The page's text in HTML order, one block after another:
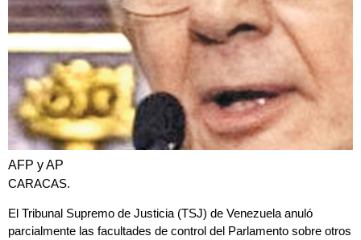
AFP y AP
CARACAS.
El Tribunal Supremo de Justicia (TSJ) de Venezuela anuló
parcialmente las facultades de control del Parlamento sobre otros